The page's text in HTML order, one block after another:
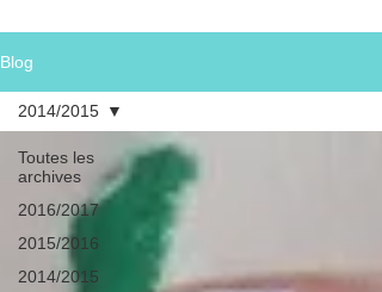
Blog
Toutes les
archives
2016/2017
2015/2016
2014/2015
2014/2015